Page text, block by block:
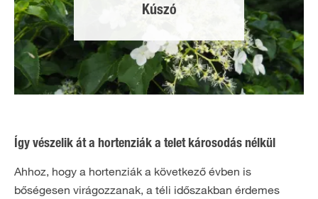
Kúszó
Így vészelik át a hortenziák a telet károsodás nélkül
Ahhoz, hogy a hortenziák a következő évben is
bőségesen virágozzanak, a téli időszakban érdemes